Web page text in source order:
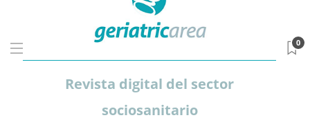
Revista digital del sector
sociosanitario
0